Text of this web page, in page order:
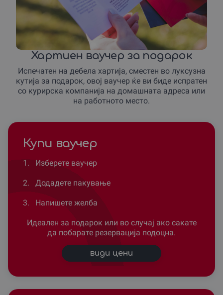
Хартиен ваучер за подарок
Испечатен на дебела хартија, сместен во луксузна
кутија за подарок, овој ваучер ќе ви биде испратен
со курирска компанија на домашната адреса или
на работното место.
Купи ваучер
1. Изберете ваучер
2. Додадете пакување
3. Напишете желба
Идеален за подарок или во случај ако сакате
да побарате резервација подоцна.
види цени